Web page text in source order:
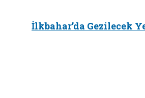
İlkbahar’da Gezilecek